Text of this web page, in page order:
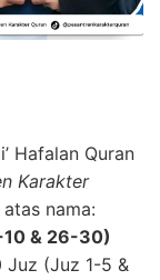
Hafalan Quran
Karakter
nama:
10 & 26-30)
Juz (Juz 1-5 &